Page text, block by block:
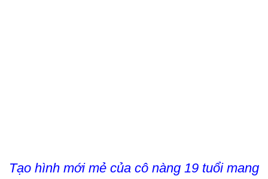
Tạo hình mới mẻ của cô nàng 19 tuổi mang